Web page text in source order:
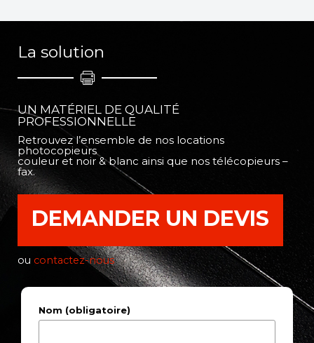
La solution
UN MATÉRIEL DE QUALITÉ
PROFESSIONNELLE
Retrouvez l’ensemble de nos locations
photocopieurs
couleur et noir & blanc ainsi que nos télécopieurs –
fax.
DEMANDER UN DEVIS
ou contactez-nous
Nom (obligatoire)